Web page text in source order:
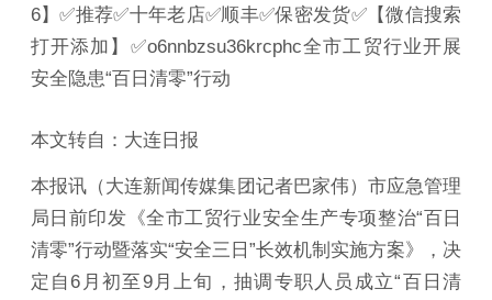
6】✅推荐✅十年老店✅顺丰✅保密发货✅【微信搜索
打开添加】✅o6nnbzsu36krcphc全市工贸行业开展
安全隐患“百日清零”行动
本文转自：大连日报
本报讯（大连新闻传媒集团记者巴家伟）市应急管理
局日前印发《全市工贸行业安全生产专项整治“百日
清零”行动暨落实“安全三日”长效机制实施方案》，决
定自6月初至9月上旬，抽调专职人员成立“百日清